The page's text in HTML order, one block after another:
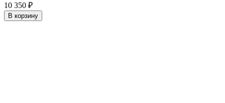
10 350 ₽
В корзину